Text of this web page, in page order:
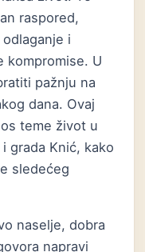
raspored,
i
kompromise. U
pažnju na
dana. Ovaj
teme život u
grada Knić, kako
sledećeg
naselje, dobra
napravi